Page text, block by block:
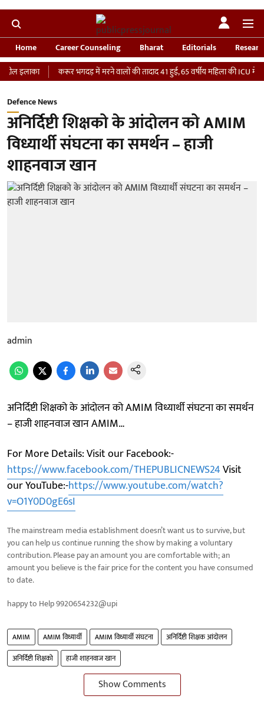
Home Career Counseling Bharat Editorials
करूर भगदड़ में मरने वालों की तादाद 41 हुई, 65 वर्षीय महिला की ICU में मौत
Defence News
अनिर्दिष्टी शिक्षको के आंदोलन को AMIM
विध्यार्थी संघटना का समर्थन – हाजी
शाहनवाज खान
admin
अनिर्दिष्टी शिक्षको के आंदोलन को AMIM विध्यार्थी संघटना का समर्थन
– हाजी शाहनवाज खान AMIM…
For More Details: Visit our Facebook:-
https://www.facebook.com/THEPUBLICNEWS24Visit
our YouTube:-https://www.youtube.com/watch?
v=O1Y0D0gE6sI
The mainstream media establishment doesn’t want us to survive, but
you can help us continue running the show by making a voluntary
contribution. Please pay an amount you are comfortable with; an
amount you believe is the fair price for the content you have consumed
to date.
happy to Help 9920654232@upi
AMIM AMIM विध्यार्थी AMIM विध्यार्थी संघटना
अनिर्दिष्टी शिक्षक आंदोलन
अनिर्दिष्टी शिक्षको
हाजी शाहनवाज खान
Show Comments